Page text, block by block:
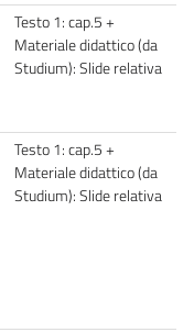
Testo 1: cap.5 +
Materiale didattico (da
Studium): Slide relativa
Testo 1: cap.5 +
Materiale didattico (da
Studium): Slide relativa